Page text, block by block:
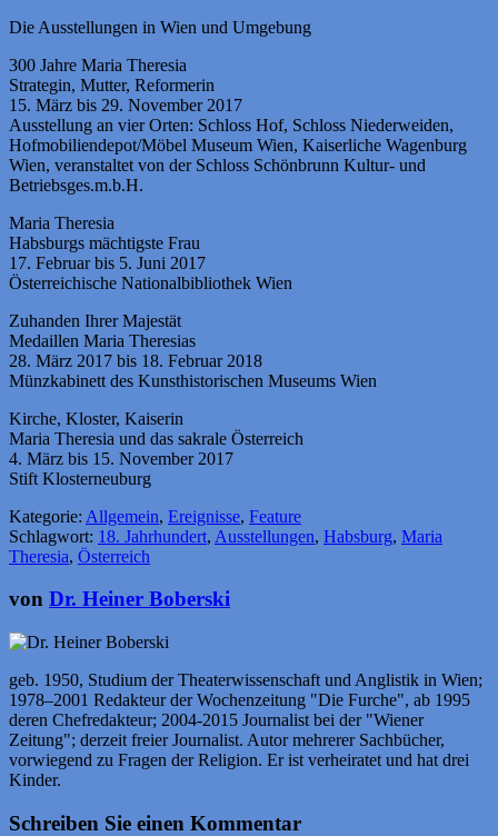
Die Ausstellungen in Wien und Umgebung
300 Jahre Maria Theresia
Strategin, Mutter, Reformerin
15. März bis 29. November 2017
Ausstellung an vier Orten: Schloss Hof, Schloss Niederweiden,
Hofmobiliendepot/Möbel Museum Wien, Kaiserliche Wagenburg
Wien, veranstaltet von der Schloss Schönbrunn Kultur- und
Betriebsges.m.b.H.
Maria Theresia
Habsburgs mächtigste Frau
17. Februar bis 5. Juni 2017
Österreichische Nationalbibliothek Wien
Zuhanden Ihrer Majestät
Medaillen Maria Theresias
28. März 2017 bis 18. Februar 2018
Münzkabinett des Kunsthistorischen Museums Wien
Kirche, Kloster, Kaiserin
Maria Theresia und das sakrale Österreich
4. März bis 15. November 2017
Stift Klosterneuburg
Kategorie: Allgemein, Ereignisse, Feature
Schlagwort: 18. Jahrhundert, Ausstellungen, Habsburg, Maria
Theresia, Österreich
von Dr. Heiner Boberski
geb. 1950, Studium der Theaterwissenschaft und Anglistik in Wien;
1978–2001 Redakteur der Wochenzeitung "Die Furche", ab 1995
deren Chefredakteur; 2004-2015 Journalist bei der "Wiener
Zeitung"; derzeit freier Journalist. Autor mehrerer Sachbücher,
vorwiegend zu Fragen der Religion. Er ist verheiratet und hat drei
Kinder.
Schreiben Sie einen Kommentar